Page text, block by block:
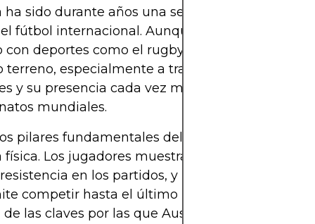
ha sido durante años una selección en
fútbol internacional. Aunque tradicionalmente
con deportes como el rugby y el cricket, el
terreno, especialmente a través de los logros en
y su presencia cada vez más frecuente en los
mundiales.
pilares fundamentales del equipo australiano
física. Los jugadores muestran una notable
en los partidos, y una actitud
competir hasta el último minuto. Esta
las claves por las que Australia ha logrado